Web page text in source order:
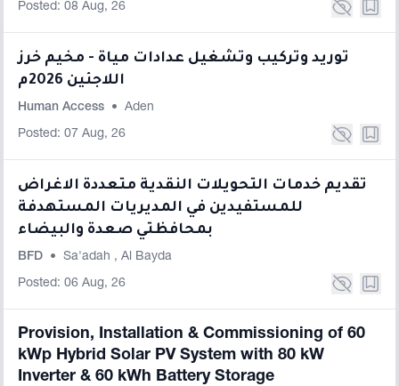
Posted: 08 Aug, 26
توريد وتركيب وتشغيل عدادات مياة - مخيم خرز
اللاجئين 2026م
Human Access • Aden
Posted: 07 Aug, 26
تقديم خدمات التحويلات النقدية متعددة الاغراض
للمستفيدين في المديريات المستهدفة
بمحافظتي صعدة والبيضاء
BFD • Sa'adah , Al Bayda
Posted: 06 Aug, 26
Provision, Installation & Commissioning of 60
kWp Hybrid Solar PV System with 80 kW
Inverter & 60 kWh Battery Storage